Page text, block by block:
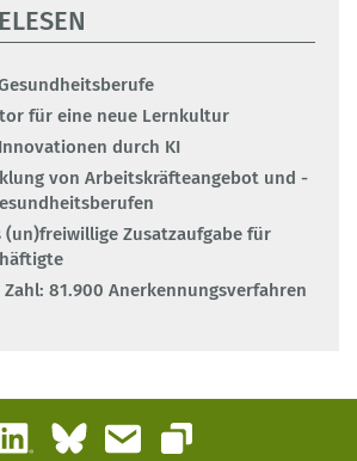
für eine neue Lernkultur
durch KI
von Arbeitskräfteangebot und -
(un)freiwillige Zusatzaufgabe für
81.900 Anerkennungsverfahren
LinkedInBlueskyE-Mail
Link kopieren